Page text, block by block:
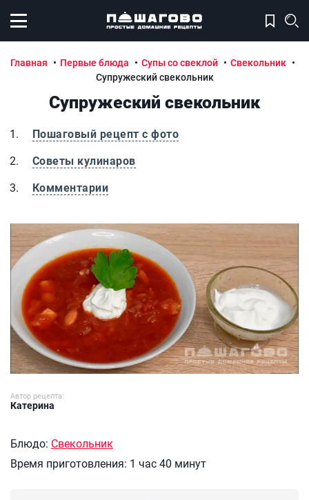
Открыть меню
Главная Первые блюда Супы со свеклой
Свекольник
Супружеский свекольник
Супружеский свекольник
Пошаговый рецепт с фото
Советы кулинаров
Комментарии
Супружеский свекольник
Автор рецепта:
Катерина
Блюдо: Свекольник
Время приготовления: 1 час 40 минут